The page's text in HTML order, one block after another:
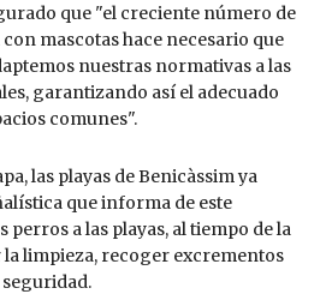
que "el creciente número de
mascotas hace necesario que
nuestras normativas a las
garantizando así el adecuado
comunes".
las playas de Benicàssim ya
que informa de este
perros a las playas, al tiempo de la
limpieza, recoger excrementos